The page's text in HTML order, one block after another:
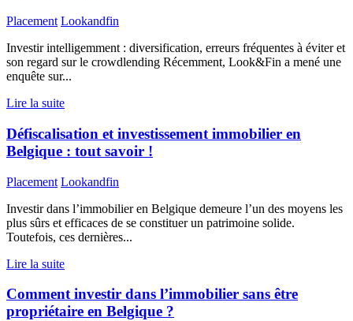
Placement Lookandfin
Investir intelligemment : diversification, erreurs fréquentes à éviter et
son regard sur le crowdlending Récemment, Look&Fin a mené une
enquête sur...
Lire la suite
Défiscalisation et investissement immobilier en
Belgique : tout savoir !
Placement Lookandfin
Investir dans l’immobilier en Belgique demeure l’un des moyens les
plus sûrs et efficaces de se constituer un patrimoine solide.
Toutefois, ces dernières...
Lire la suite
Comment investir dans l’immobilier sans être
propriétaire en Belgique ?